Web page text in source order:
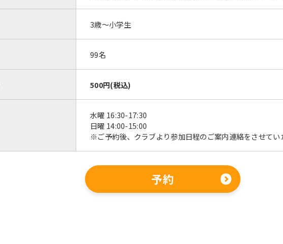
3歳～小学生
99名
500円(税込)
水曜 16:30-17:30
日曜 14:00-15:00
※ご予約後、クラブより参加日程のご案内連絡をさせてい
予約
For foreigners
Central Sports official website is
automatically translated into
However, if you use an automatic